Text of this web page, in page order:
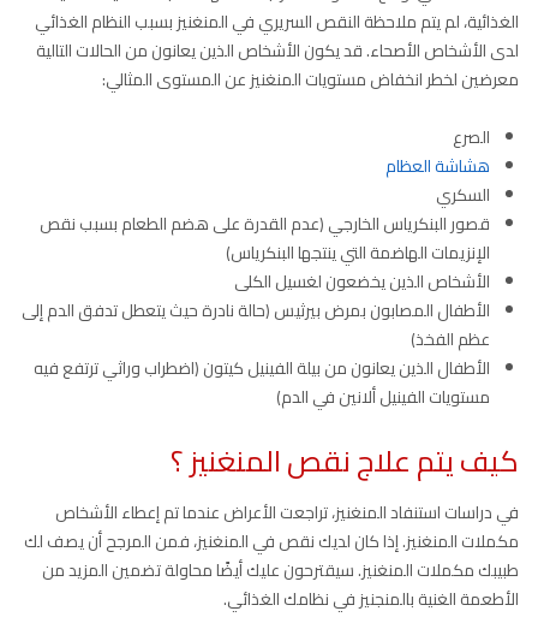
الغذائية، لم يتم ملاحظة النقص السريري في المنغنيز بسبب النظام الغذائي
لدى الأشخاص الأصحاء. قد يكون الأشخاص الذين يعانون من الحالات التالية
معرضين لخطر انخفاض مستويات المنغنيز عن المستوى المثالي:
الصرع
هشاشة العظام
السكري
قصور البنكرياس الخارجي (عدم القدرة على هضم الطعام بسبب نقص
الإنزيمات الهاضمة التي ينتجها البنكرياس)
الأشخاص الذين يخضعون لغسيل الكلى
الأطفال المصابون بمرض بيرثيس (حالة نادرة حيث يتعطل تدفق الدم إلى
عظم الفخذ)
الأطفال الذين يعانون من بيلة الفينيل كيتون (اضطراب وراثي ترتفع فيه
مستويات الفينيل ألانين في الدم)
كيف يتم علاج نقص المنغنيز ؟
في دراسات استنفاد المنغنيز، تراجعت الأعراض عندما تم إعطاء الأشخاص
مكملات المنغنيز. إذا كان لديك نقص في المنغنيز، فمن المرجح أن يصف لك
طبيبك مكملات المنغنيز. سيقترحون عليك أيضًا محاولة تضمين المزيد من
الأطعمة الغنية بالمنجنيز في نظامك الغذائي.